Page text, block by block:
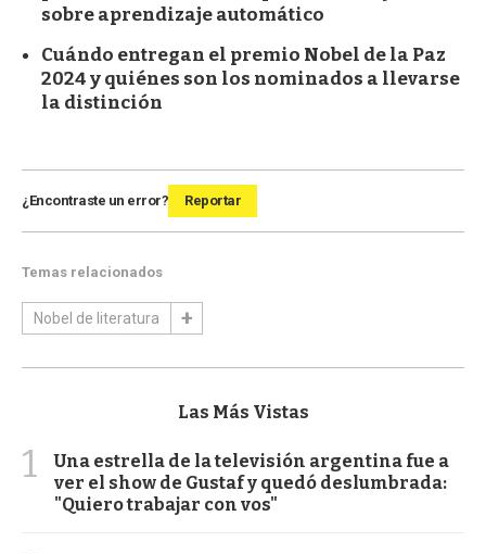
sobre aprendizaje automático
Cuándo entregan el premio Nobel de la Paz
2024 y quiénes son los nominados a llevarse
la distinción
¿Encontraste un error? Reportar
Temas relacionados
Nobel de literatura
Las Más Vistas
1
Una estrella de la televisión argentina fue a
ver el show de Gustaf y quedó deslumbrada:
"Quiero trabajar con vos"